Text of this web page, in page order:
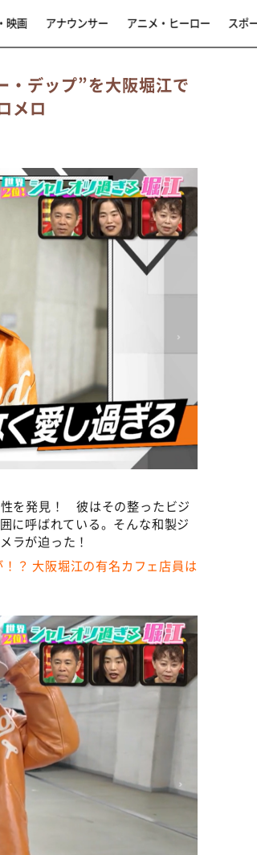
映画 アナウンサー アニメ・ヒーロー スポ
・デップ”を大阪堀江で
メロ
を発見！ 彼はその整ったビジ
に呼ばれている。そんな和製ジ
ラが迫った！
？ 大阪堀江の有名カフェ店員は